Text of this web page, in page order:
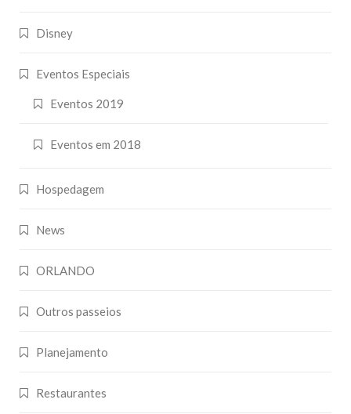
Disney
Eventos Especiais
Eventos 2019
Eventos em 2018
Hospedagem
News
ORLANDO
Outros passeios
Planejamento
Restaurantes